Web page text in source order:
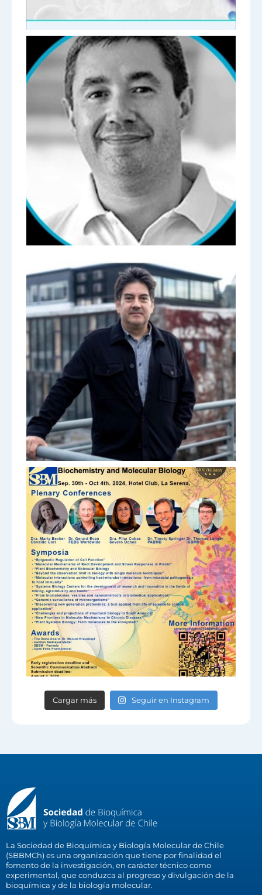
Cargar más Seguir en Instagram
La Sociedad de Bioquímica y Biología Molecular de Chile
(SBBMCh) es una organización que tiene por finalidad el
fomento de la investigación, en carácter técnico como
experimental, que conduzca al progreso y divulgación de la
bioquímica y de la biología molecular.